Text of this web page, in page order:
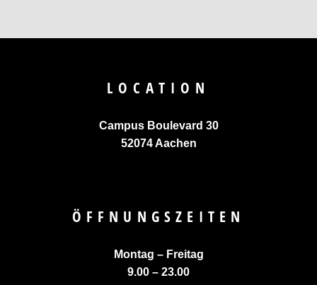
LOCATION
Campus Boulevard 30
52074 Aachen
ÖFFNUNGSZEITEN
Montag – Freitag
9.00 – 23.00